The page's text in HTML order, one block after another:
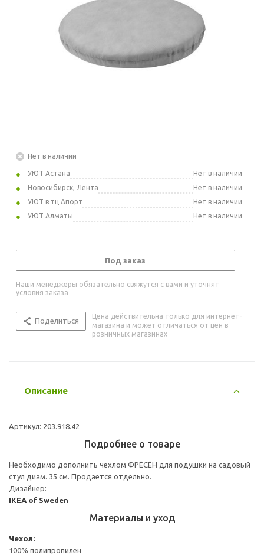
Нет в наличии
УЮТ Астана
Нет в наличии
Новосибирск, Лента
Нет в наличии
УЮТ в тц Апорт
Нет в наличии
УЮТ Алматы
Нет в наличии
Под заказ
Наши менеджеры обязательно свяжутся с вами и уточнят
условия заказа
Поделиться
Цена действительна только для интернет-
магазина и может отличаться от цен в
розничных магазинах
Описание
Артикул: 203.918.42
Подробнее о товаре
Необходимо дополнить чехлом ФРЁСЁН для подушки на садовый
стул диам. 35 см. Продается отдельно.
Дизайнер:
IKEA of Sweden
Материалы и уход
Чехол:
100% полипропилен